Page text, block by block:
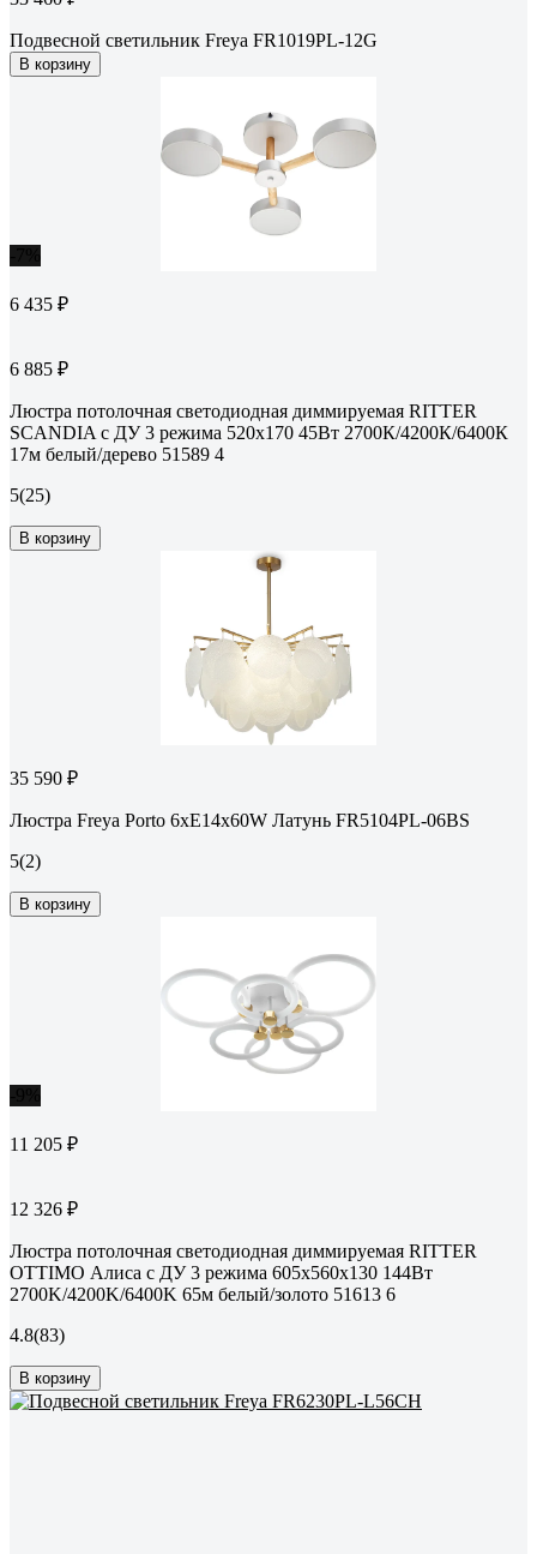
Подвесной светильник Freya FR1019PL-12G
В корзину
6 435 ₽
6 885 ₽
Люстра потолочная светодиодная диммируемая RITTER
SCANDIA с ДУ 3 режима 520x170 45Вт 2700К/4200К/6400К
17м белый/дерево 51589 4
5(25)
В корзину
35 590 ₽
Люстра Freya Porto 6хE14x60W Латунь FR5104PL-06BS
5(2)
В корзину
11 205 ₽
12 326 ₽
Люстра потолочная светодиодная диммируемая RITTER
OTTIMO Алиса с ДУ 3 режима 605x560x130 144Вт
2700K/4200K/6400K 65м белый/золото 51613 6
4.8(83)
В корзину